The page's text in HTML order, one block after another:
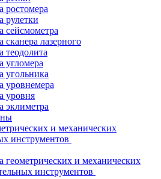
ростомера
рулетки
сейсмометра
сканера лазерного
теодолита
угломера
угольника
уровнемера
уровня
эклиметра
и механических
инструментов
геометрических и механических
инструментов